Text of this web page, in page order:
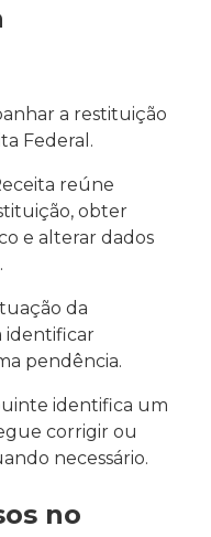
a restituição
Federal.
reúne
obter
e alterar dados
da
identificar
pendência.
identifica um
corrigir ou
necessário.
no